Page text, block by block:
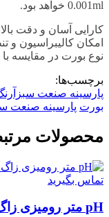
0.001ml خواهد بود.
کارایی آسان و دقت
امکان کالیبراسیون و
نوع بورت در مقایسه
برچسب‌ها:
پارسینه صنعت
بورت پارسینه صنعت
محصولات
تماس بگیرید
pH متر رومیزی زاگ شیمی